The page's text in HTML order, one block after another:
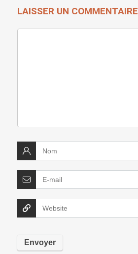
LAISSER UN COMMENTAIRE